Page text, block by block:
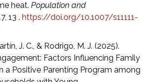
heat.Population and
13 . https://doi.org/10.1007/s11111-
J. C., & Rodrigo, M. J. (2025).
Factors Influencing Family
a Positive Parenting Program among